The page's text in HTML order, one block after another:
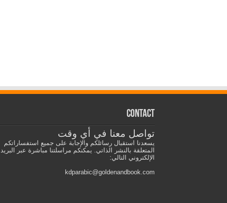
Contact
تواصل معنا في أي وقت
يسعدنا استقبال رسائلكم والإجابة على جميع استفساراتكم
المتعلقة بالنشر الذاتي. يمكنكم مراسلتنا مباشرة عبر البريد
الإلكتروني التالي:
kdparabic@goldenandbook.com